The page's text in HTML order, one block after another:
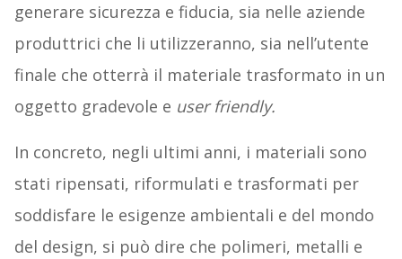
generare sicurezza e fiducia, sia nelle aziende
produttrici che li utilizzeranno, sia nell’utente
finale che otterrà il materiale trasformato in un
oggetto gradevole e user friendly.
In concreto, negli ultimi anni, i materiali sono
stati ripensati, riformulati e trasformati per
soddisfare le esigenze ambientali e del mondo
del design, si può dire che polimeri, metalli e